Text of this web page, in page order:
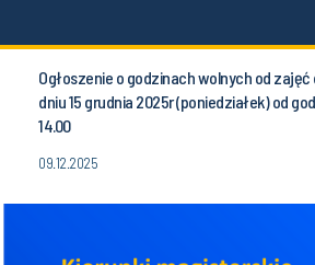
Ogłoszenie o godzinach wolnych od
dniu 15 grudnia 2025r (poniedziałek) od
14.00
09.12.2025